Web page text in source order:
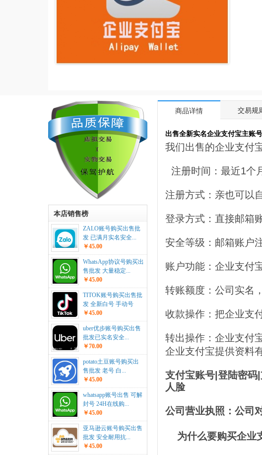
本店销售榜
ZALO账号购买出售批
发 已满月实名安全...
￥45.00
WhatsApp协议号购买出
售批发 大量稳定...
￥45.00
TITOK账号购买出售批
发 全新白号 手动号
￥45.00
uber优步账号购买出售
批发已实名安全...
￥70.00
potato土豆账号购买出
售批发 老号 白...
￥45.00
whatsapp账号出售 可解
封号 24H在线购...
￥45.00
亚马逊云账号购买出售
批发 安全耐用抗...
￥45.00
商品详情 交易规
出售全新实名企业支付宝主账
我们出售的企业支付
注册时间：最近1个
注册方式：亲也可以
登录方式：直接邮箱
安全等级：邮箱账户
账户功能：企业支付
转账额度：公司实名
收款操作：把企业支
转出操作：企业支付
企业支付宝提供资料
支付宝账号|登陆密
人脸
公司营业执照：公司
为什么要购买企业